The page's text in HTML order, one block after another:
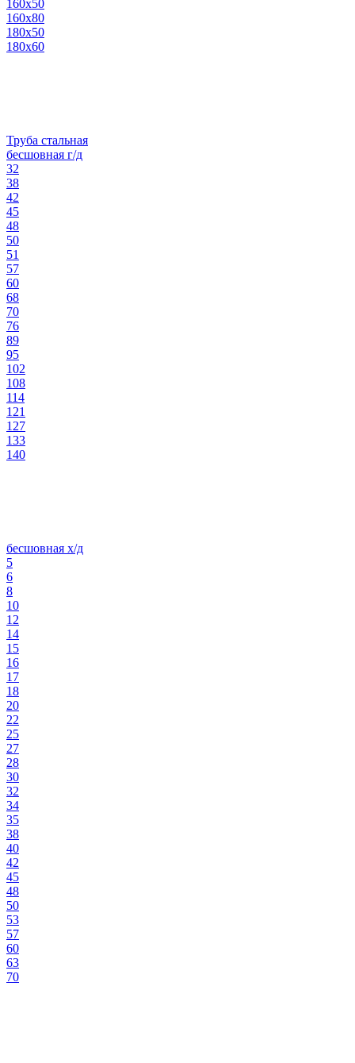
160х50
160х80
180х50
180х60
Труба стальная
бесшовная г/д
32
38
42
45
48
50
51
57
60
68
70
76
89
95
102
108
114
121
127
133
140
бесшовная х/д
5
6
8
10
12
14
15
16
17
18
20
22
25
27
28
30
32
34
35
38
40
42
45
48
50
53
57
60
63
70